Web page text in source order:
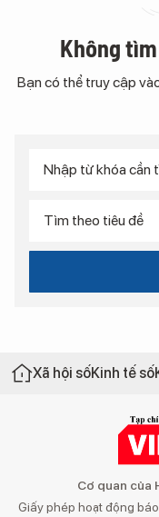
Không
Bạn có thể truy cập
Xã hội sốKinh tế số
Cơ quan của
Giấy phép hoạt động